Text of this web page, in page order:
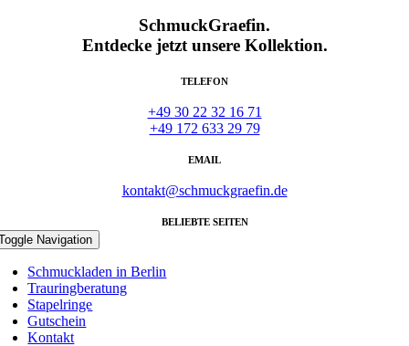
SchmuckGraefin.
Entdecke jetzt unsere Kollektion.
TELEFON
+49 30 22 32 16 71
+49 172 633 29 79
EMAIL
kontakt@schmuckgraefin.de
BELIEBTE SEITEN
Navigation
Schmuckladen in Berlin
Trauringberatung
Stapelringe
Gutschein
Kontakt